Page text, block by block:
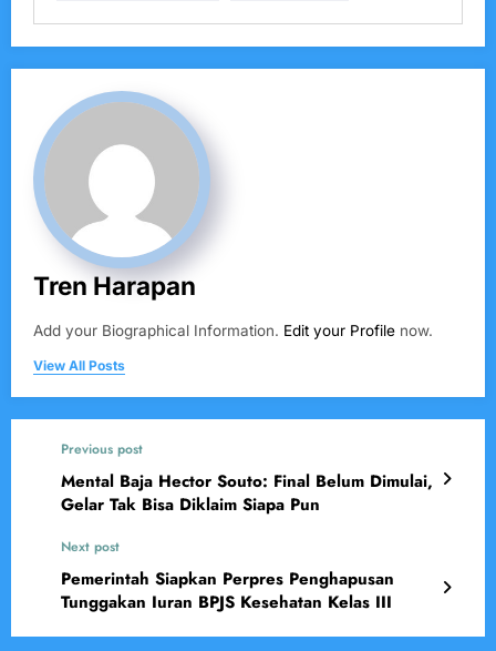
Tren Harapan
Add your Biographical Information. Edit your Profile now.
View All Posts
Previous post
Mental Baja Hector Souto: Final Belum Dimulai,
Gelar Tak Bisa Diklaim Siapa Pun
Next post
Pemerintah Siapkan Perpres Penghapusan
Tunggakan Iuran BPJS Kesehatan Kelas III